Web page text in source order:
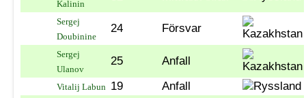
Kalinin
Sergej
Doubinine
24 Försvar
Sergej
Ulanov
25 Anfall
Vitalij Labun 19 Anfall